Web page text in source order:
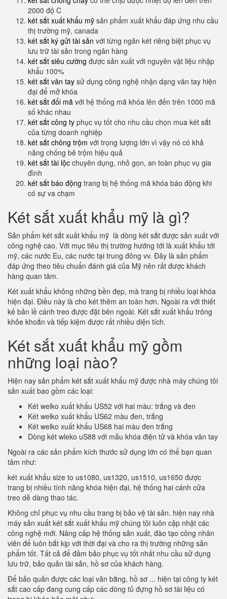
2000 độ C
két sắt xuất khẩu mỹ sản phẩm xuất khẩu đáp ứng nhu cầu
thị trường mỹ, canada
két sắt ký gửi tài sản với từng ngăn két riêng biệt phục vụ
lưu trữ tài sản trong ngân hàng
két sắt siêu cường được sản xuất với nguyên vật liệu nhập
khẩu 100%
két sắt vân tay sử dụng công nghệ nhận dạng vân tay hiện
đại để mở khóa
két sắt đổi mã với hệ thống mã khóa lên đến trên 1000 mã
số khác nhau
két sắt công ty phục vụ tốt cho nhu cầu chọn mua két sắt
của từng doanh nghiệp
két sắt chông trộm với trọng lượng lớn vì vậy nó có khả
năng chống bê trộm hiệu quả
két sắt tài lộc chuyên dụng, nhỏ gọn, an toàn phục vụ gia
đình
két sắt báo động trang bị hệ thống mã khóa báo động khi
có sự va chạm
Két sắt xuất khẩu mỹ là gì?
Sản phẩm két sắt xuất khẩu mỹ là dòng két sắt được sản xuất với
công nghệ cao. Với mục tiêu thị trường hướng tới là xuất khẩu tới
mỹ, các nước Eu, các nước tại trung đông vv. Đây là sản phẩm
đáp ứng theo tiêu chuẩn đánh giá của Mỹ nên rất được khách
hàng quan tâm.
Két xuất khẩu không những bền đẹp, mà trang bị nhiều loại khóa
hiện đại. Điều này là cho két thêm an toàn hơn. Ngoài ra với thiết
kế bản lề cánh treo được đặt bên ngoài. Két sắt xuất khẩu trông
khỏe khoắn và tiếp kiệm được rất nhiều diện tích.
Két sắt xuất khẩu mỹ gồm
những loại nào?
Hiện nay sản phẩm két sắt xuất khẩu mỹ được nhà máy chúng tôi
sản xuất bao gồm các loại:
Két welko xuất khẩu US52 với hai màu: trắng và đen
Két welko xuất khẩu US62 màu đen, trắng
Két welko xuất khẩu US68 hai màu đen trắng
Dòng két wleko uS88 với mẫu khóa điện tử và khóa vân tay
Ngoài ra các sản phẩm kích thước sử dụng lớn có thể bạn quan
tâm như:
két xuất khẩu size to us1080, us1320, us1510, us1650 được
trang bị nhiều tính năng khóa hiện đại, hệ thống hai cánh cửa
treo dễ dàng thao tác.
Không chỉ phục vụ nhu cầu trang bị bảo vệ tài sản. hiện nay nhà
máy sản xuất két sắt xuất khẩu mỹ chúng tôi luôn cập nhật các
công nghệ mới. Nâng cấp hệ thống sản xuất, đào tạo công nhân
viên để luôn bắt kịp với thời đại và cho ra thị trường những sản
phẩm tốt. Tất cả để đảm bảo phục vụ tốt nhất nhu cầu sử dụng
lưu trữ, bảo quản tài sản, hồ sơ của khách hàng.
Để bảo quản được các loại văn bằng, hồ sơ ... hiện tại công ty két
sắt cao cấp đang cung cấp các dòng tủ đựng hồ sơ tài liệu có